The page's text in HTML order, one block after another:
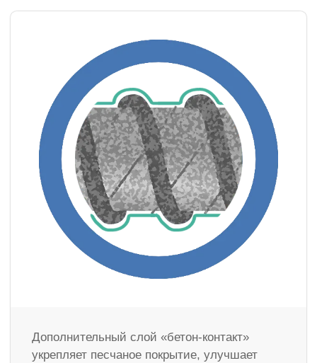
Дополнительный слой «бетон-контакт»
укрепляет песчаное покрытие, улучшает